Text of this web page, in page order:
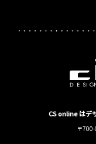
CS online はデ
〒